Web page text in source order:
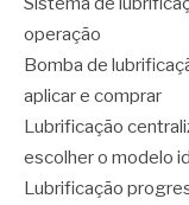
operação
Bomba de
aplicar e comprar
Lubrificação
escolher o modelo
Lubrificação